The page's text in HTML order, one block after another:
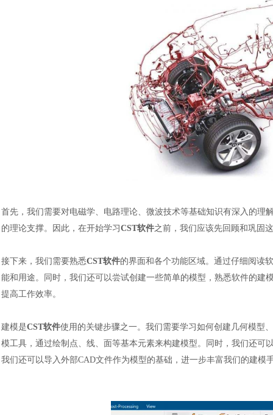
首先，我们需要对电磁学、电路理论、微波技术等基础知识有深入的理
的理论支撑。因此，在开始学习 CST软件之前，我们应该先回顾和巩固
接下来，我们需要熟悉CST软件的界面和各个功能区域。通过仔细阅读
能和用途。同时，我们还可以尝试创建一些简单的模型，熟悉软件的
提高工作效率。
建模是CST软件使用的关键步骤之一。我们需要学习如何创建几何模型
模工具，通过绘制点、线、面等基本元素来构建模型。同时，我们还
我们还可以导入外部CAD文件作为模型的基础，进一步丰富我们的建模